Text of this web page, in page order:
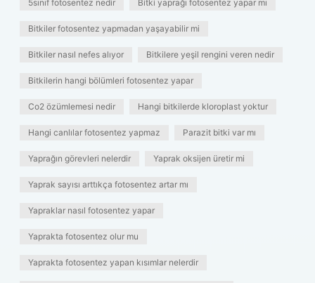
5sınıf fotosentez nedir Bitki yaprağı fotosentez yapar mı
Bitkiler fotosentez yapmadan yaşayabilir mi
Bitkiler nasıl nefes alıyor Bitkilere yeşil rengini veren nedir
Bitkilerin hangi bölümleri fotosentez yapar
Co2 özümlemesi nedir Hangi bitkilerde kloroplast yoktur
Hangi canlılar fotosentez yapmaz Parazit bitki var mı
Yaprağın görevleri nelerdir Yaprak oksijen üretir mi
Yaprak sayısı arttıkça fotosentez artar mı
Yapraklar nasıl fotosentez yapar
Yaprakta fotosentez olur mu
Yaprakta fotosentez yapan kısımlar nelerdir